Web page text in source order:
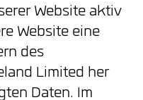
Website aktiv
Website eine
des
Limited her
Daten. Im